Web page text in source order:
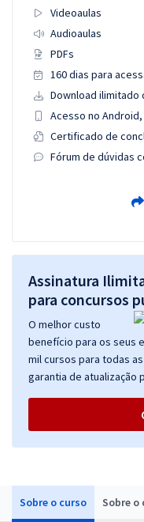
Sobre o curso Sobre o
Videoaulas
Audioaulas
PDFs
160 dias para
Download ilimitado
Acesso no
Certificado de
Fórum de dúvidas
Assinatura
para concursos
O melhor custo
benefício para os seus
mil cursos para todas
garantia de atualização